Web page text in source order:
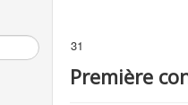
31
Première